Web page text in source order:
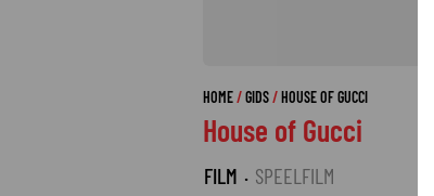
HOME GIDS HOUSE OF GUCCI
House of Gucci
FILM · SPEELFILM